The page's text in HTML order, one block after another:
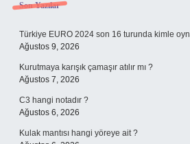
Sidebar
Son Yazılar
Türkiye EURO 2024 son 16 turunda kimle
Ağustos 9, 2026
Kurutmaya karışık çamaşır atılır mı ?
Ağustos 7, 2026
C3 hangi notadır ?
Ağustos 6, 2026
Kulak mantısı hangi yöreye ait ?